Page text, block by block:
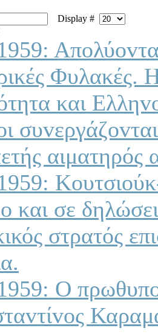
Display #
Φυλακές.
και
αιματηρός
και σε
στρατός
Ο